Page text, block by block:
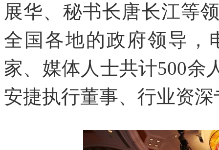
展华、秘书长唐长江等
全国各地的政府领导，
家、媒体人士共计500余
安捷执行董事、行业资